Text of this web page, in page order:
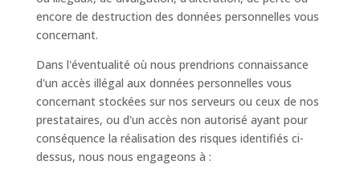
encore de destruction des données personnelles vous
concernant.
Dans l'éventualité où nous prendrions connaissance
d'un accès illégal aux données personnelles vous
concernant stockées sur nos serveurs ou ceux de nos
prestataires, ou d'un accès non autorisé ayant pour
conséquence la réalisation des risques identifiés ci-
dessus, nous nous engageons à :